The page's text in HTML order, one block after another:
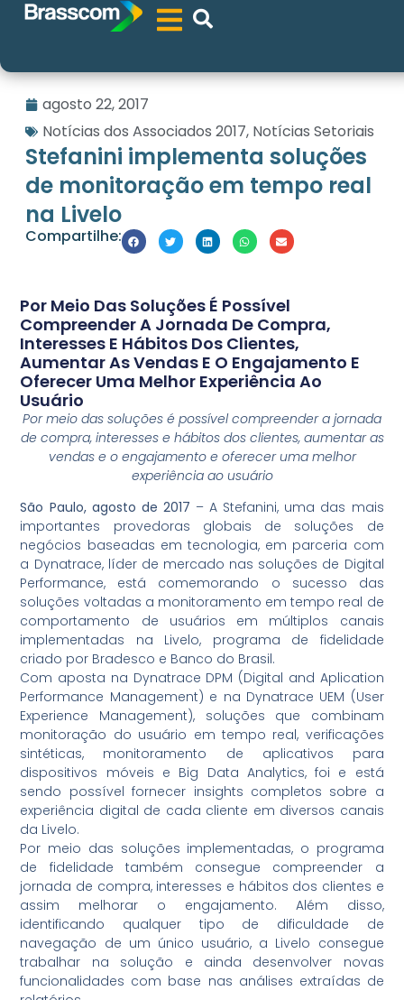
agosto 22, 2017
Notícias dos Associados 2017, Notícias Setoriais
Stefanini implementa soluções
de monitoração em tempo real
na Livelo
Compartilhe:
Por Meio Das Soluções É Possível
Compreender A Jornada De Compra,
Interesses E Hábitos Dos Clientes,
Aumentar As Vendas E O Engajamento E
Oferecer Uma Melhor Experiência Ao
Usuário
Por meio das soluções é possível compreender a jornada
de compra, interesses e hábitos dos clientes, aumentar as
vendas e o engajamento e oferecer uma melhor
experiência ao usuário
São Paulo, agosto de 2017 – A Stefanini, uma das mais
importantes provedoras globais de soluções de
negócios baseadas em tecnologia, em parceria com
a Dynatrace, líder de mercado nas soluções de Digital
Performance, está comemorando o sucesso das
soluções voltadas a monitoramento em tempo real de
comportamento de usuários em múltiplos canais
implementadas na Livelo, programa de fidelidade
criado por Bradesco e Banco do Brasil.
Com aposta na Dynatrace DPM (Digital and Aplication
Performance Management) e na Dynatrace UEM (User
Experience Management), soluções que combinam
monitoração do usuário em tempo real, verificações
sintéticas, monitoramento de aplicativos para
dispositivos móveis e Big Data Analytics, foi e está
sendo possível fornecer insights completos sobre a
experiência digital de cada cliente em diversos canais
da Livelo.
Por meio das soluções implementadas, o programa
de fidelidade também consegue compreender a
jornada de compra, interesses e hábitos dos clientes e
assim melhorar o engajamento. Além disso,
identificando qualquer tipo de dificuldade de
navegação de um único usuário, a Livelo consegue
trabalhar na solução e ainda desenvolver novas
funcionalidades com base nas análises extraídas de